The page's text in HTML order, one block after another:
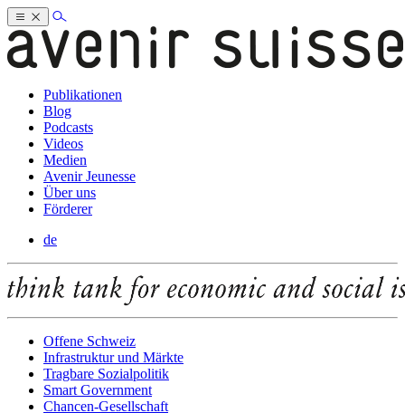
Publikationen
Blog
Podcasts
Videos
Medien
Avenir Jeunesse
Über uns
Förderer
de
Offene Schweiz
Infrastruktur und Märkte
Tragbare Sozialpolitik
Smart Government
Chancen-Gesellschaft